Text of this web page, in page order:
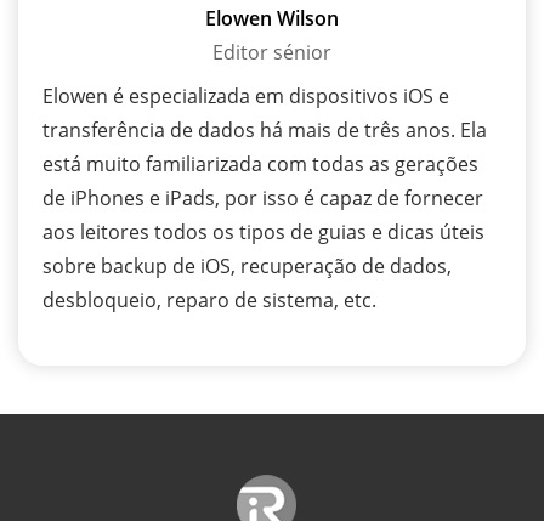
Elowen Wilson
Editor sénior
Elowen é especializada em dispositivos iOS e
transferência de dados há mais de três anos. Ela
está muito familiarizada com todas as gerações
de iPhones e iPads, por isso é capaz de fornecer
aos leitores todos os tipos de guias e dicas úteis
sobre backup de iOS, recuperação de dados,
desbloqueio, reparo de sistema, etc.